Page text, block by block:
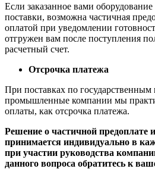
Если заказанное вами
поставки, возможна частичная
оплатой при уведомлении
отгружен вам после поступления
расчетный счет.
Отсрочка платежа
При поставках по
промышленные компании мы
оплаты, как отсрочка платежа.
Решение о частичной предоплате
принимается индивидуально в
при участии руководства
данного вопроса обратитесь к